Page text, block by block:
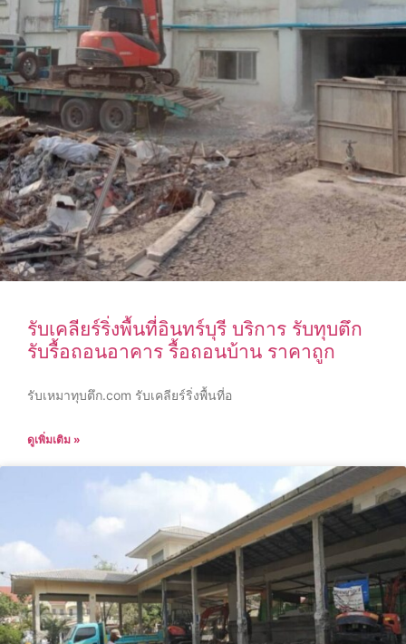
รับเคลียร์ริ่งพื้นที่อินทร์บุรี บริการ รับทุบตึก
รับรื้อถอนอาคาร รื้อถอนบ้าน ราคาถูก
รับเหมาทุบตึก.com รับเคลียร์ริ่งพื้นที่อ
ดูเพิ่มเติม »